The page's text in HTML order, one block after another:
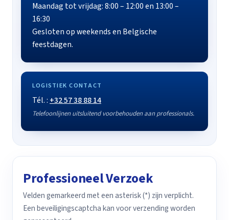
Maandag tot vrijdag: 8:00 – 12:00 en 13:00 –
16:30
Gesloten op weekends en Belgische
feestdagen.
LOGISTIEK CONTACT
Tél. : +32 57 38 88 14
Telefoonlijnen uitsluitend voorbehouden aan professionals.
Professioneel Verzoek
Velden gemarkeerd met een asterisk (*) zijn verplicht.
Een beveiligingscaptcha kan voor verzending worden